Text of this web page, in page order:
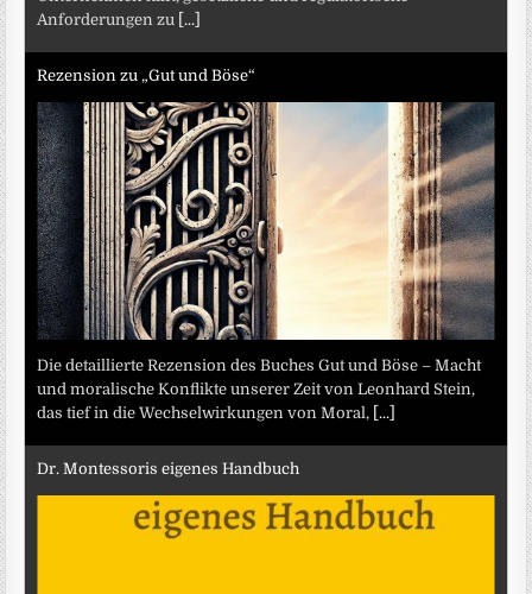
Anforderungen zu [...]
Rezension zu „Gut und Böse“
Die detaillierte Rezension des Buches Gut und Böse – Macht
und moralische Konflikte unserer Zeit von Leonhard Stein,
das tief in die Wechselwirkungen von Moral, [...]
Dr. Montessoris eigenes Handbuch